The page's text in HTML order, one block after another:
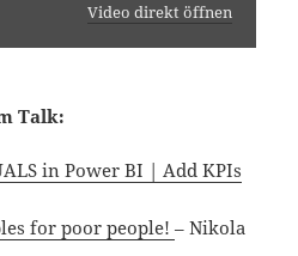
Video direkt öffnen
Talk:
in Power BI | Add KPIs
for poor people!– Nikola